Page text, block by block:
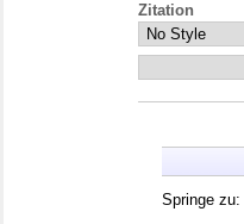
Zitation
Springe zu: